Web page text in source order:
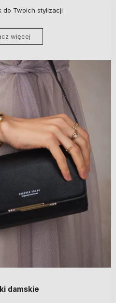
do Twoich stylizacji
więcej
damskie